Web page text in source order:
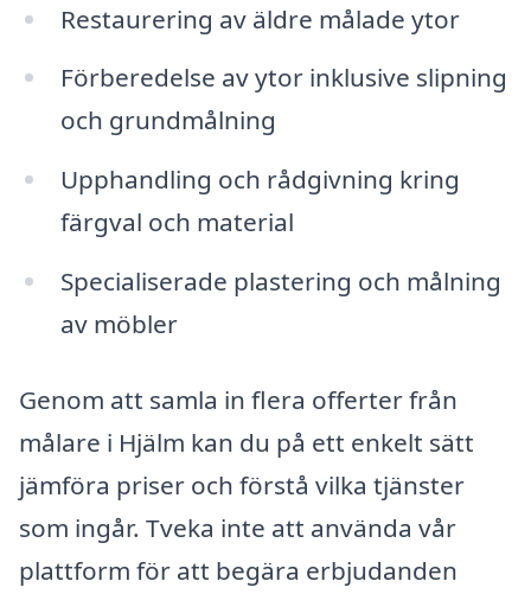
Restaurering av äldre målade ytor
Förberedelse av ytor inklusive slipning
och grundmålning
Upphandling och rådgivning kring
färgval och material
Specialiserade plastering och målning
av möbler
Genom att samla in flera offerter från
målare i Hjälm kan du på ett enkelt sätt
jämföra priser och förstå vilka tjänster
som ingår. Tveka inte att använda vår
plattform för att begära erbjudanden